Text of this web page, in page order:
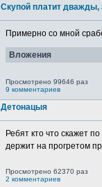
Скупой платит
Примерно со мной
Вложения
Просмотрено 99646 раз
9 комментариев
Детонацыя
Ребят кто что скажет
держит на прогретом
Просмотрено 62370 раз
2 комментариев